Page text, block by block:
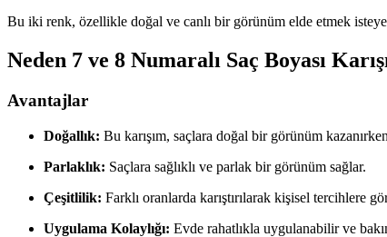
Bu iki renk, özellikle doğal ve canlı bir görünüm elde etmek
Neden 7 ve 8 Numaralı Saç Boyası
Avantajlar
Doğallık: Bu karışım, saçlara doğal bir görünüm
Parlaklık: Saçlara sağlıklı ve parlak bir görünüm sağlar.
Çeşitlilik: Farklı oranlarda karıştırılarak kişisel tercihlere
Uygulama Kolaylığı: Evde rahatlıkla uygulanabilir ve